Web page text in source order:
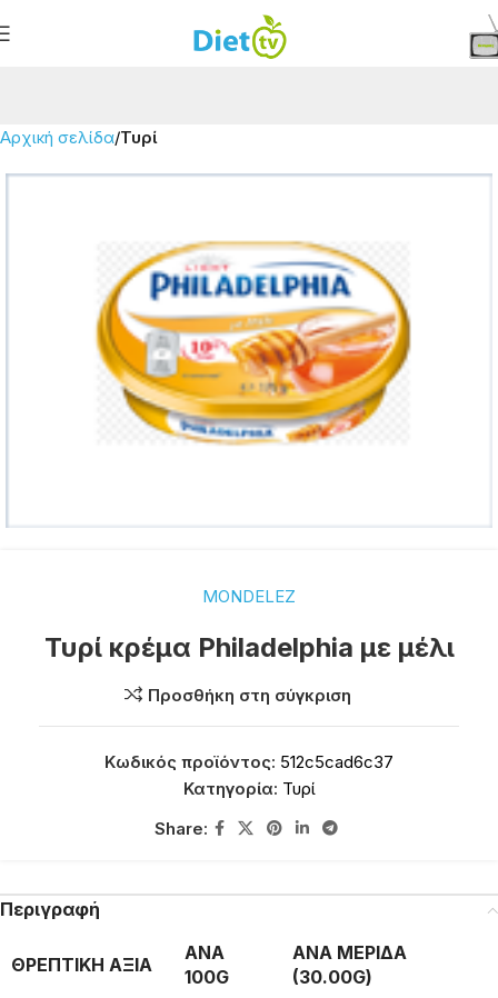
Αρχική σελίδα Τυρί
MONDELEZ
Τυρί κρέμα Philadelphia με μέλι
Προσθήκη στη σύγκριση
Κωδικός προϊόντος: 512c5cad6c37
Κατηγορία: Τυρί
Share:
Περιγραφή
ΘΡΕΠΤΙΚΗ ΑΞΙΑ
ΑΝΑ
100G
ΑΝΑ ΜΕΡΙΔΑ
(30.00G)